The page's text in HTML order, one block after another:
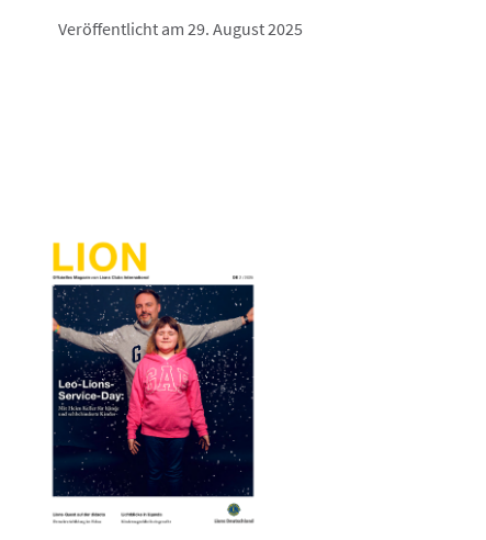
Veröffentlicht am 29. August 2025